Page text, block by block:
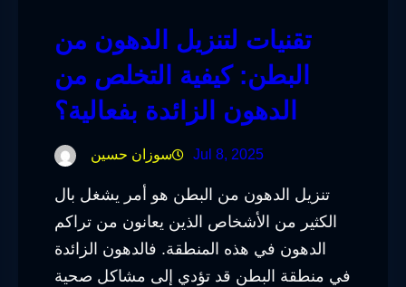
تقنيات لتنزيل الدهون من
البطن: كيفية التخلص من
الدهون الزائدة بفعالية؟
سوزان حسين Jul 8, 2025
تنزيل الدهون من البطن هو أمر يشغل بال
الكثير من الأشخاص الذين يعانون من تراكم
الدهون في هذه المنطقة. فالدهون الزائدة
في منطقة البطن قد تؤدي إلى مشاكل صحية